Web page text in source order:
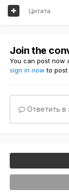
Цитата
Join the
You can post now
sign in now to post
Ответить в